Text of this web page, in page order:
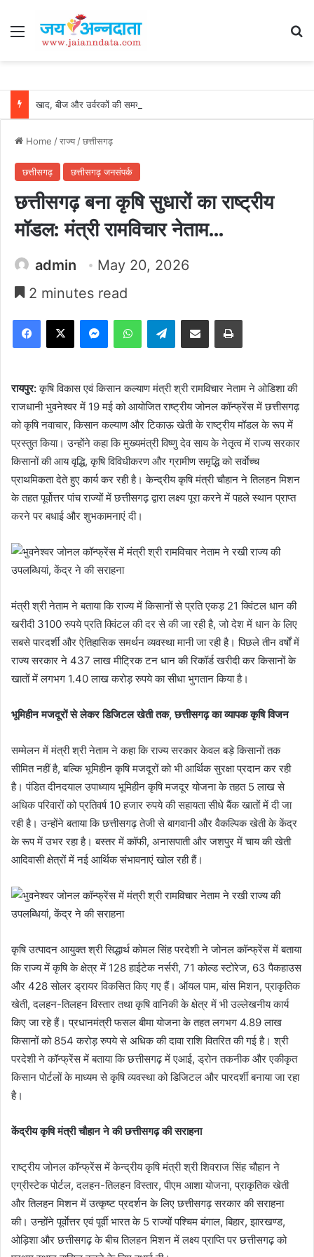
Menu
Home /राज्य/छत्तीसगढ़
छत्तीसगढ़ छत्तीसगढ़ जनसंपर्क
छत्तीसगढ़ बना कृषि सुधारों का राष्ट्रीय
मॉडल: मंत्री रामविचार नेताम…
admin
May 20, 2026
2 minutes read
Facebook
X MessengerWhatsAppTelegramShare via Email Print
रायपुर:कृषि विकास एवं किसान कल्याण मंत्री श्री रामविचार नेताम ने ओडिशा की
राजधानी भुवनेश्वर में 19 मई को आयोजित राष्ट्रीय जोनल कॉन्फ्रेंस में छत्तीसगढ़
को कृषि नवाचार, किसान कल्याण और टिकाऊ खेती के राष्ट्रीय मॉडल के रूप में
प्रस्तुत किया। उन्होंने कहा कि मुख्यमंत्री विष्णु देव साय के नेतृत्व में राज्य सरकार
किसानों की आय वृद्धि, कृषि विविधीकरण और ग्रामीण समृद्धि को सर्वाेच्च
प्राथमिकता देते हुए कार्य कर रही है। केन्द्रीय कृषि मंत्री चौहान ने तिलहन मिशन
के तहत पूर्वोत्तर पांच राज्यों में छत्तीसगढ़ द्वारा लक्ष्य पूरा करने में पहले स्थान प्राप्त
करने पर बधाई और शुभकामनाएं दी।
मंत्री श्री नेताम ने बताया कि राज्य में किसानों से प्रति एकड़ 21 क्विंटल धान की
खरीदी 3100 रुपये प्रति क्विंटल की दर से की जा रही है, जो देश में धान के लिए
सबसे पारदर्शी और ऐतिहासिक समर्थन व्यवस्था मानी जा रही है। पिछले तीन वर्षों में
राज्य सरकार ने 437 लाख मीट्रिक टन धान की रिकॉर्ड खरीदी कर किसानों के
खातों में लगभग 1.40 लाख करोड़ रुपये का सीधा भुगतान किया है।
भूमिहीन मजदूरों से लेकर डिजिटल खेती तक, छत्तीसगढ़ का व्यापक कृषि विजन
सम्मेलन में मंत्री श्री नेताम ने कहा कि राज्य सरकार केवल बड़े किसानों तक
सीमित नहीं है, बल्कि भूमिहीन कृषि मजदूरों को भी आर्थिक सुरक्षा प्रदान कर रही
है। पंडित दीनदयाल उपाध्याय भूमिहीन कृषि मजदूर योजना के तहत 5 लाख से
अधिक परिवारों को प्रतिवर्ष 10 हजार रुपये की सहायता सीधे बैंक खातों में दी जा
रही है। उन्होंने बताया कि छत्तीसगढ़ तेजी से बागवानी और वैकल्पिक खेती के केंद्र
के रूप में उभर रहा है। बस्तर में कॉफी, अनासपाती और जशपुर में चाय की खेती
आदिवासी क्षेत्रों में नई आर्थिक संभावनाएं खोल रही हैं।
कृषि उत्पादन आयुक्त श्री सिद्धार्थ कोमल सिंह परदेशी ने जोनल कॉन्फ्रेंस में बताया
कि राज्य में कृषि के क्षेत्र में 128 हाईटेक नर्सरी, 71 कोल्ड स्टोरेज, 63 पैकहाउस
और 428 सोलर ड्रायर विकसित किए गए हैं। ऑयल पाम, बांस मिशन, प्राकृतिक
खेती, दलहन-तिलहन विस्तार तथा कृषि वानिकी के क्षेत्र में भी उल्लेखनीय कार्य
किए जा रहे हैं। प्रधानमंत्री फसल बीमा योजना के तहत लगभग 4.89 लाख
किसानों को 854 करोड़ रुपये से अधिक की दावा राशि वितरित की गई है। श्री
परदेशी ने कॉन्फ्रेंस में बताया कि छत्तीसगढ़ में एआई, ड्रोन तकनीक और एकीकृत
किसान पोर्टलों के माध्यम से कृषि व्यवस्था को डिजिटल और पारदर्शी बनाया जा रहा
है।
केंद्रीय कृषि मंत्री चौहान ने की छत्तीसगढ़ की सराहना
राष्ट्रीय जोनल कॉन्फ्रेंस में केन्द्रीय कृषि मंत्री श्री शिवराज सिंह चौहान ने
एग्रीस्टेक पोर्टल, दलहन-तिलहन विस्तार, पीएम आशा योजना, प्राकृतिक खेती
और तिलहन मिशन में उत्कृष्ट प्रदर्शन के लिए छत्तीसगढ़ सरकार की सराहना
की। उन्होंने पूर्वाेत्तर एवं पूर्वी भारत के 5 राज्यों पश्चिम बंगाल, बिहार, झारखण्ड,
ओड़िशा और छत्तीसगढ़ के बीच तिलहन मिशन में लक्ष्य प्राप्ति पर छत्तीसगढ़ को